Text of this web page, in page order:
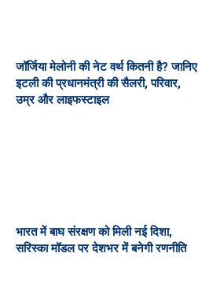
जॉर्जिया मेलोनी की नेट वर्थ कितनी है? जानिए
इटली की प्रधानमंत्री की सैलरी, परिवार,
उम्र और लाइफस्टाइल
भारत में बाघ संरक्षण को मिली नई दिशा,
सरिस्का मॉडल पर देशभर में बनेगी रणनीति